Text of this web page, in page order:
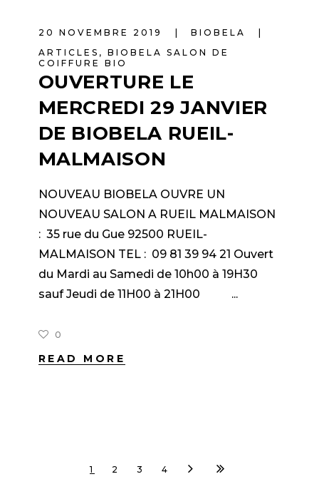
20 NOVEMBRE 2019
BIOBELA
ARTICLES , BIOBELA SALON DE
COIFFURE BIO
OUVERTURE LE
MERCREDI 29 JANVIER
DE BIOBELA RUEIL-
MALMAISON
NOUVEAU BIOBELA OUVRE UN
NOUVEAU SALON A RUEIL MALMAISON
: 35 rue du Gue 92500 RUEIL-
MALMAISON TEL : 09 81 39 94 21 Ouvert
du Mardi au Samedi de 10h00 à 19H30
sauf Jeudi de 11H00 à 21H00
0
READ MORE
1 2 3 4